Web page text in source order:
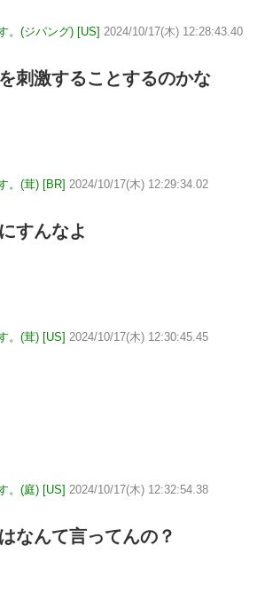
。(ジパング) [US] 2024/10/17(木) 12:28:43.40
刺激することするのかな
。(茸) [BR] 2024/10/17(木) 12:29:34.02
すんなよ
。(茸) [US] 2024/10/17(木) 12:30:45.45
。(庭) [US] 2024/10/17(木) 12:32:54.38
なんて言ってんの？